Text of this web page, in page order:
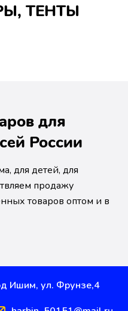
ТЕНТЫ
для
России
для детей, для
продажу
товаров оптом и в
ассортименте вы
товары для
коляски,
очень много
Ишим, ул. Фрунзе,4